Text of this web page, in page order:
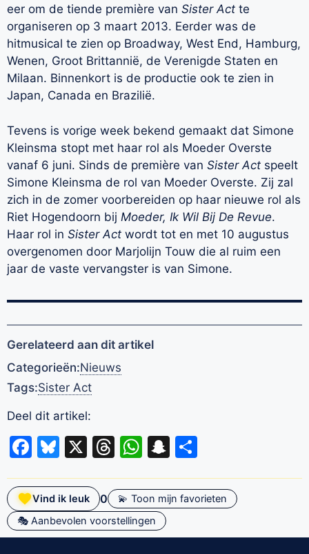
eer om de tiende première van Sister Act te
organiseren op 3 maart 2013. Eerder was de
hitmusical te zien op Broadway, West End, Hamburg,
Wenen, Groot Brittannië, de Verenigde Staten en
Milaan. Binnenkort is de productie ook te zien in
Japan, Canada en Brazilië.
Tevens is vorige week bekend gemaakt dat Simone
Kleinsma stopt met haar rol als Moeder Overste
vanaf 6 juni. Sinds de première van Sister Act speelt
Simone Kleinsma de rol van Moeder Overste. Zij zal
zich in de zomer voorbereiden op haar nieuwe rol als
Riet Hogendoorn bij Moeder, Ik Wil Bij De Revue.
Haar rol in Sister Act wordt tot en met 10 augustus
overgenomen door Marjolijn Touw die al ruim een
jaar de vaste vervangster is van Simone.
Gerelateerd aan dit artikel
Categorieën:Nieuws
Tags:Sister Act
Deel dit artikel:
Facebook
Bluesky
X Threads
WhatsApp
Snapchat
Vind ik leuk 0
💫 Toon mijn favorieten
🎭 Aanbevolen voorstellingen